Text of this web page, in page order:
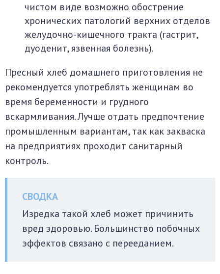
чистом виде возможно обострение
хронических патологий верхних отделов
желудочно-кишечного тракта (гастрит,
дуоденит, язвенная болезнь).
Пресный хлеб домашнего приготовления не
рекомендуется употреблять женщинам во
время беременности и грудного
вскармливания. Лучше отдать предпочтение
промышленным вариантам, так как закваска
на предприятиях проходит санитарный
контроль.
Изредка такой хлеб может причинить
вред здоровью. Большинство побочных
эффектов связано с перееданием.